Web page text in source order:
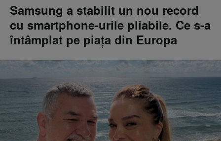
Samsung a stabilit un nou record
cu smartphone-urile pliabile. Ce s-a
întâmplat pe piața din Europa